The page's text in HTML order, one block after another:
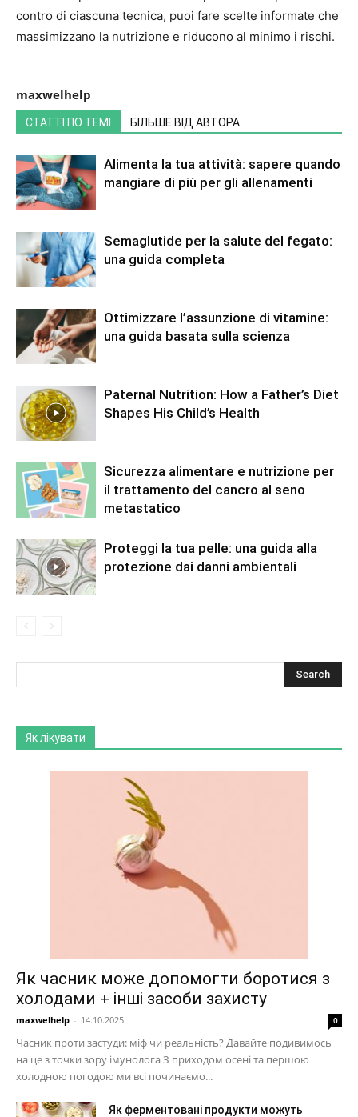
contro di ciascuna tecnica, puoi fare scelte informate che
massimizzano la nutrizione e riducono al minimo i rischi.
maxwelhelp
СТАТТІ ПО ТЕМІ БІЛЬШЕ ВІД АВТОРА
Alimenta la tua attività: sapere quando
mangiare di più per gli allenamenti
Semaglutide per la salute del fegato:
una guida completa
Ottimizzare l’assunzione di vitamine:
una guida basata sulla scienza
Paternal Nutrition: How a Father’s Diet
Shapes His Child’s Health
Sicurezza alimentare e nutrizione per
il trattamento del cancro al seno
metastatico
Proteggi la tua pelle: una guida alla
protezione dai danni ambientali
Як лікувати
Як часник може допомогти боротися з
холодами + інші засоби захисту
maxwelhelp - 14.10.2025 0
Часник проти застуди: міф чи реальність? Давайте подивимось
на це з точки зору імунолога З приходом осені та першою
холодною погодою ми всі починаємо...
Як ферментовані продукти можуть